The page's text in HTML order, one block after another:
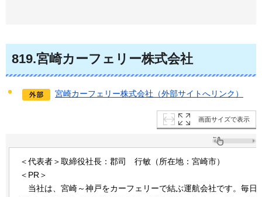
819.宮崎カーフェリー株式会社
宮崎カーフェリー株式会社（外部サイトへリンク）
画面サイズで表示
＜代表者＞取締役社長：郡司 行敏 （所在地：宮崎市）
＜PR＞
当社は、宮崎～神戸をカーフェリーで結ぶ運航会社です。毎日